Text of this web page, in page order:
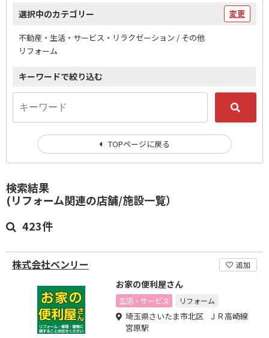
検索結果
(リフォーム関連の店舗/施設一覧）
423件
株式会社ベンリー 追加
お家の便利屋さん
生活・サービス リフォーム
埼玉県さいたま市北区 ＪＲ高崎線
宮原駅
選択中のカテゴリー 変更
不動産・生活・サービス・リラクゼーション / その他
リフォーム
キーワードで絞り込む
TOPページに戻る